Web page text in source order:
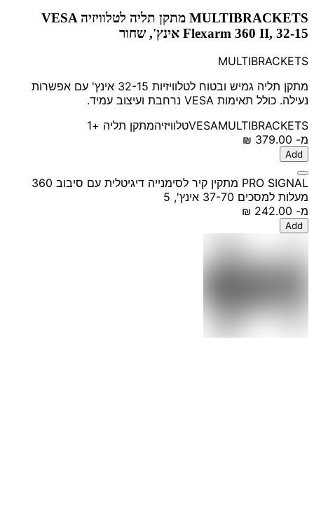
MULTIBRACKETS מתקן תליה לטלוויזיה VESA
Flexarm 360 II, 32-15 אינץ', שחור
MULTIBRACKETS
מתקן תליה גמיש ובטוח לטלוויזיות 32-15 אינץ' עם אפשרות
נעילה. כולל תאימות VESA נרחבת ועיצוב עמיד.
VESAMULTIBRACKETS טלוויזיהמתקן תליה +1
מ-
Add
PRO SIGNAL מתקין קיר לסימנייה דיגיטלית עם סיבוב 360
מעלות למסכים 37-70 אינץ', 5
מ-
Add